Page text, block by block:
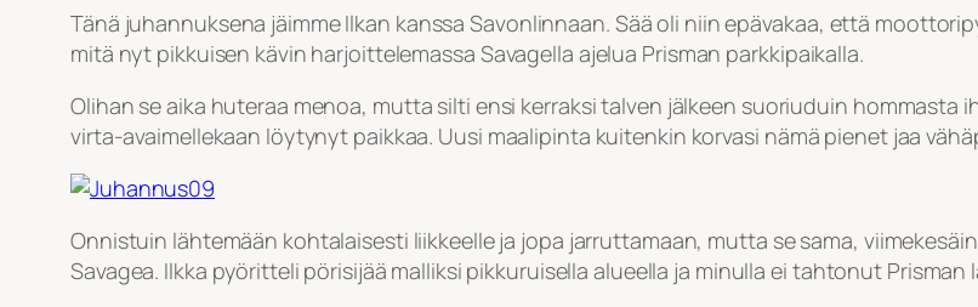
Tänä juhannuksena jäimme Ilkan kanssa Savonlinnaan. Sää oli niin epävakaa, että
mitä nyt pikkuisen kävin harjoittelemassa Savagella ajelua Prisman parkkipaikalla.
Olihan se aika huteraa menoa, mutta silti ensi kerraksi talven jälkeen suoriuduin hommasta
virta-avaimellekaan löytynyt paikkaa. Uusi maalipinta kuitenkin korvasi nämä pienet jaa
Onnistuin lähtemään kohtalaisesti liikkeelle ja jopa jarruttamaan, mutta se sama,
Savagea. Ilkka pyöritteli pörisijää malliksi pikkuruisella alueella ja minulla ei tahtonut